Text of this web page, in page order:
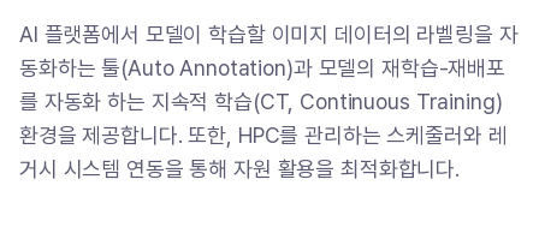
AI 플랫폼에서 모델이 학습할 이미지 데이터의 라벨링을 자
동화하는 툴(Auto Annotation)과 모델의 재학습-재배포
를 자동화 하는 지속적 학습(CT, Continuous Training)
환경을 제공합니다. 또한, HPC를 관리하는 스케줄러와 레
거시 시스템 연동을 통해 자원 활용을 최적화합니다.